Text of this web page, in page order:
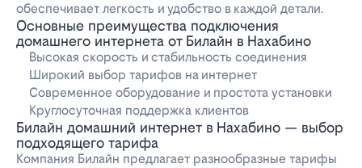
обеспечивает легкость и удобство в каждой детали.
Основные преимущества подключения
домашнего интернета от Билайн в Нахабино
Высокая скорость и стабильность соединения
Широкий выбор тарифов на интернет
Современное оборудование и простота установки
Круглосуточная поддержка клиентов
Билайн домашний интернет в Нахабино — выбор
подходящего тарифа
Компания Билайн предлагает разнообразные тарифы